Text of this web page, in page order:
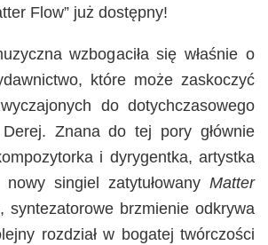
Flow” już dostępny!
wzbogaciła się właśnie o
które może zaskoczyć
do dotychczasowego
Znana do tej pory głównie
i dyrygentka, artystka
singiel zatytułowany Matter
syntezatorowe brzmienie odkrywa
rozdział w bogatej twórczości